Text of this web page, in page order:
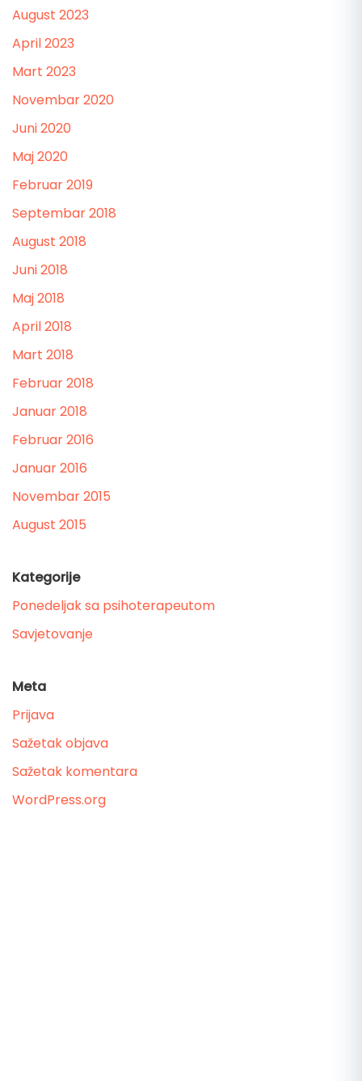
August 2023
April 2023
Mart 2023
Novembar 2020
Juni 2020
Maj 2020
Februar 2019
Septembar 2018
August 2018
Juni 2018
Maj 2018
April 2018
Mart 2018
Februar 2018
Januar 2018
Februar 2016
Januar 2016
Novembar 2015
August 2015
Kategorije
Ponedeljak sa psihoterapeutom
Savjetovanje
Meta
Prijava
Sažetak objava
Sažetak komentara
WordPress.org